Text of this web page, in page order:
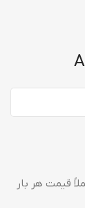
قیمت هر بار